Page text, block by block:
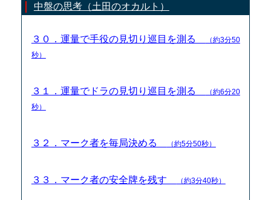
中盤の思考（土田のオカルト）
３０．運量で手役の見切り巡目を測る
（約3分50
秒）
３１．運量でドラの見切り巡目を測る
（約6分20
秒）
３２．マーク者を毎局決める （約5分50秒）
３３．マーク者の安全牌を残す （約3分40秒）